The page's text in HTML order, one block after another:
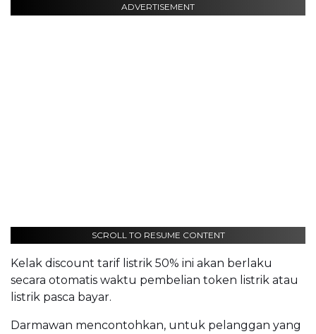
ADVERTISEMENT
SCROLL TO RESUME CONTENT
Kelak discount tarif listrik 50% ini akan berlaku
secara otomatis waktu pembelian token listrik atau
listrik pasca bayar.
Darmawan mencontohkan, untuk pelanggan yang